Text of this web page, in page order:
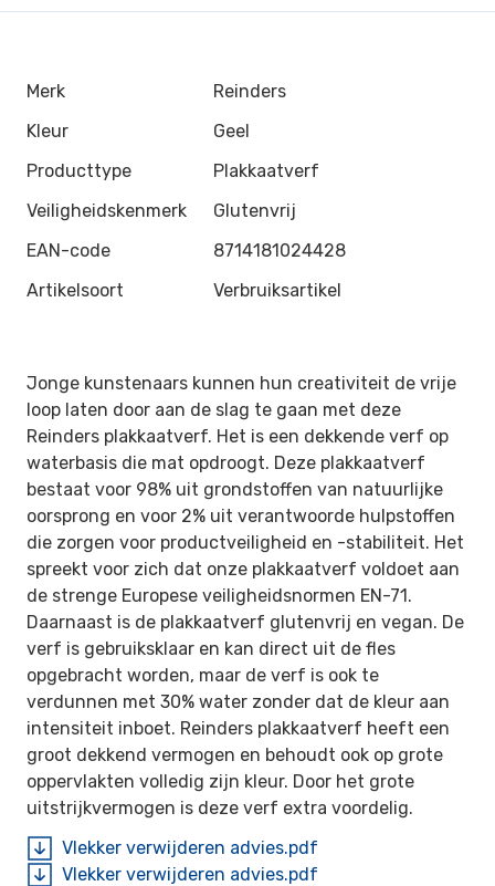
Merk
Reinders
Kleur
Geel
Producttype
Plakkaatverf
Veiligheidskenmerk
Glutenvrij
EAN-code
8714181024428
Artikelsoort
Verbruiksartikel
Jonge kunstenaars kunnen hun creativiteit de vrije
loop laten door aan de slag te gaan met deze
Reinders plakkaatverf. Het is een dekkende verf op
waterbasis die mat opdroogt. Deze plakkaatverf
bestaat voor 98% uit grondstoffen van natuurlijke
oorsprong en voor 2% uit verantwoorde hulpstoffen
die zorgen voor productveiligheid en -stabiliteit. Het
spreekt voor zich dat onze plakkaatverf voldoet aan
de strenge Europese veiligheidsnormen EN-71.
Daarnaast is de plakkaatverf glutenvrij en vegan. De
verf is gebruiksklaar en kan direct uit de fles
opgebracht worden, maar de verf is ook te
verdunnen met 30% water zonder dat de kleur aan
intensiteit inboet. Reinders plakkaatverf heeft een
groot dekkend vermogen en behoudt ook op grote
oppervlakten volledig zijn kleur. Door het grote
uitstrijkvermogen is deze verf extra voordelig.
Vlekker verwijderen advies.pdf
Vlekker verwijderen advies.pdf